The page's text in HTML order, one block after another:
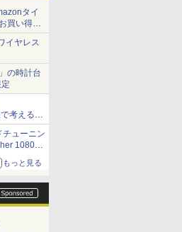
タイ
買い得
イヤレス
の時計台
考える、
ューニン
1080
もっと見る